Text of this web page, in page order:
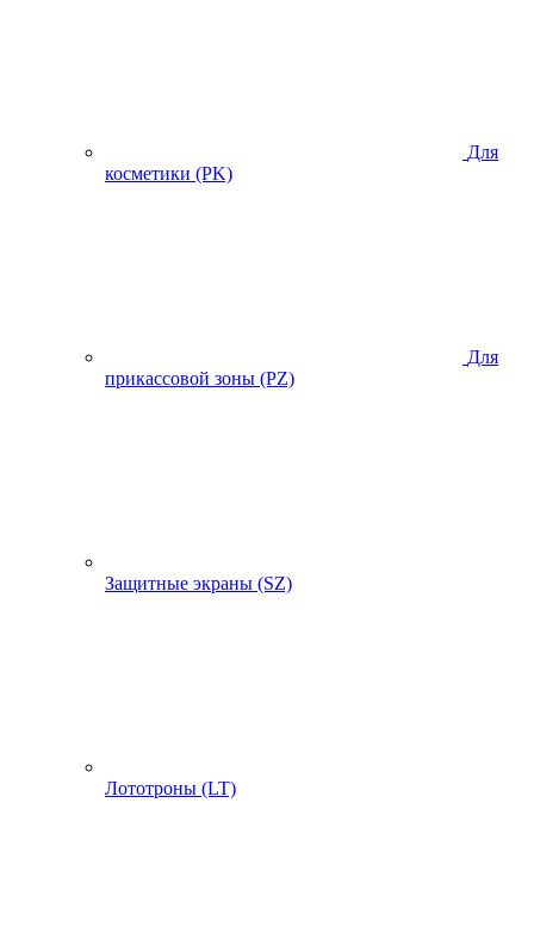
Для
косметики (PK)
Для
прикассовой зоны (PZ)
Защитные экраны (SZ)
Лототроны (LT)